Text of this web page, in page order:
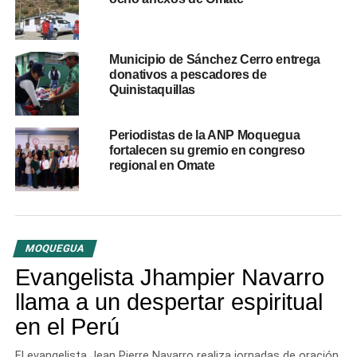
📜🌋 En febrero del año
1600, el volcán
Huaynaputina hizo
erupción y afectó a
decenas de localidades
de Moquegua y
Arequipa, incluso
llegando a tener
repercusiones a nivel
mundial. Es
considerada la mayor
erupción registrada en
Municipio de Sánchez Cerro entrega
donativos a pescadores de
Quinistaquillas
Periodistas de la ANP Moquegua
fortalecen su gremio en congreso
regional en Omate
MOQUEGUA
Evangelista Jhampier Navarro
llama a un despertar espiritual
en el Perú